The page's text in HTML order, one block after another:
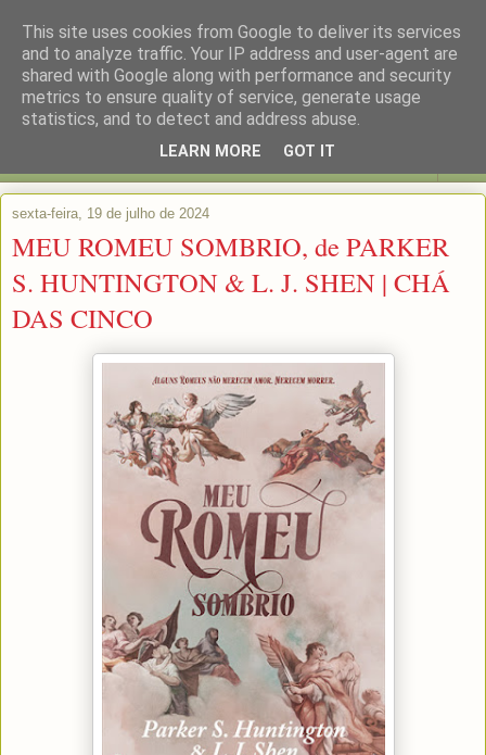
sexta-feira, 19 de julho de 2024
MEU ROMEU SOMBRIO, de PARKER
S. HUNTINGTON & L. J. SHEN | CHÁ
DAS CINCO
This site uses cookies from Google to deliver its services
and to analyze traffic. Your IP address and user-agent are
shared with Google along with performance and security
metrics to ensure quality of service, generate usage
statistics, and to detect and address abuse.
LEARN MORE GOT IT